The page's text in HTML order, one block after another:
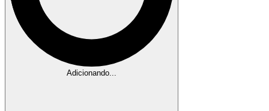
Adicionando...